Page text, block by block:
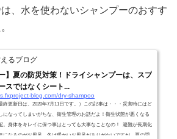
、水を使わないシャンプーのおすす
るブログ
】夏の防災対策！ドライシャンプーは、スプ
スではなくシート...
blog.com/dry-shampoo
終更新日は、2020年7月11日です。）この記事は・・・災害時にはど
になってしまいがちな、衛生管理のお話だよ！衛生状態が悪くなる
。身体をキレイに保つ事はとっても大事なことなの！ 避難が長期化
になるのがお風呂。冬は暖かいお風呂がありがたいですが、夏の問